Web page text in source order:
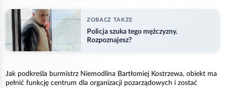
ZOBACZ TAKZE
Policja szuka tego mężczyzny.
Rozpoznajesz?
Jak podkreśla burmistrz Niemodlina Bartłomiej Kostrzewa, obiekt ma
pełnić funkcję centrum dla organizacji pozarządowych i zostać